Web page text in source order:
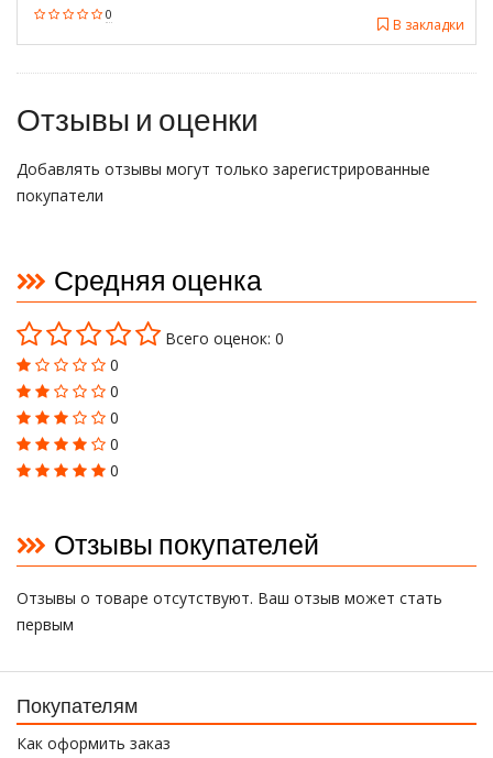
0
В закладки
Отзывы и оценки
Добавлять отзывы могут только зарегистрированные
покупатели
Средняя оценка
Всего оценок: 0
0
0
0
0
0
Отзывы покупателей
Отзывы о товаре отсутствуют. Ваш отзыв может стать
первым
Покупателям
Как оформить заказ